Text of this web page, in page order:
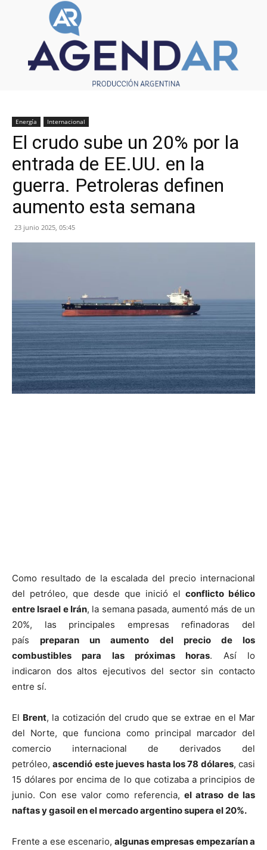
Energía Internacional
El crudo sube un 20% por la
entrada de EE.UU. en la
guerra. Petroleras definen
aumento esta semana
23 junio 2025, 05:45
Como resultado de la escalada del precio internacional
del petróleo, que desde que inició el conflicto bélico
entre Israel e Irán, la semana pasada, aumentó más de un
20%, las principales empresas refinadoras del
paíspreparan un aumento del precio de los
combustibles para las próximas horas. Así lo
indicaron dos altos ejecutivos del sector sin contacto
entre sí.
El Brent, la cotización del crudo que se extrae en el Mar
del Norte, que funciona como principal marcador del
comercio internacional de derivados del
petróleo,ascendió este jueves hasta los 78 dólares, casi
15 dólares por encima de lo que cotizaba a principios de
junio. Con ese valor como referencia, el atraso de las
naftas y gasoil en el mercado argentino supera el 20%.
Frente a ese escenario,algunas empresas empezarían a